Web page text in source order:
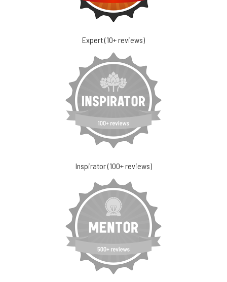
Expert (10+ reviews)
Inspirator (100+ reviews)